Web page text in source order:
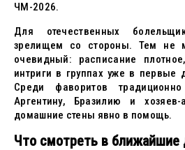
ЧМ-2026.
Для отечественных
зрелищем со стороны. Тем не
очевидный: расписание
интриги в группах уже в первые
Среди фаворитов
Аргентину, Бразилию и хозяев-
домашние стены явно в помощь.
Что смотреть в ближайшие